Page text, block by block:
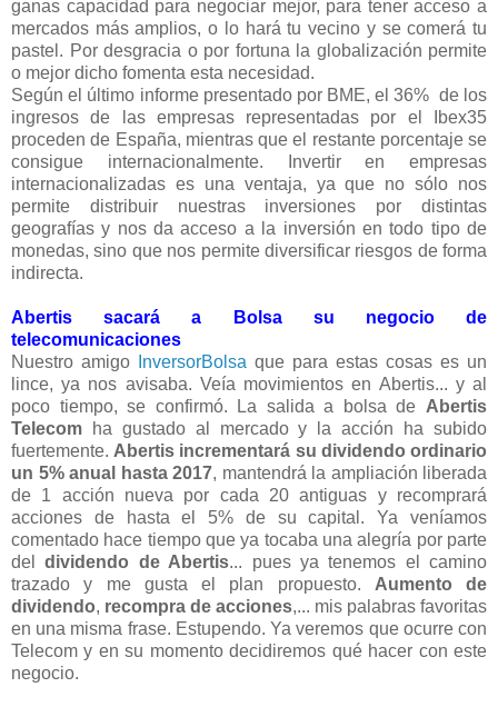
ganas capacidad para negociar mejor, para tener acceso a
mercados más amplios, o lo hará tu vecino y se comerá tu
pastel. Por desgracia o por fortuna la globalización permite
o mejor dicho fomenta esta necesidad.
Según el último informe presentado por BME, el 36% de los
ingresos de las empresas representadas por el Ibex35
proceden de España, mientras que el restante porcentaje se
consigue internacionalmente. Invertir en empresas
internacionalizadas es una ventaja, ya que no sólo nos
permite distribuir nuestras inversiones por distintas
geografías y nos da acceso a la inversión en todo tipo de
monedas, sino que nos permite diversificar riesgos de forma
indirecta.
Abertis sacará a Bolsa su negocio de
telecomunicaciones
Nuestro amigo
InversorBolsa que para estas cosas es un
lince, ya nos avisaba. Veía movimientos en Abertis... y al
poco tiempo, se confirmó. La salida a bolsa de Abertis
Telecom ha gustado al mercado y la acción ha subido
fuertemente. Abertis incrementará su dividendo ordinario
un 5% anual hasta 2017, mantendrá la ampliación liberada
de 1 acción nueva por cada 20 antiguas y recomprará
acciones de hasta el 5% de su capital. Ya veníamos
comentado hace tiempo que ya tocaba una alegría por parte
deldividendo de Abertis... pues ya tenemos el camino
trazado y me gusta el plan propuesto. Aumento de
dividendo, recompra de acciones,... mis palabras favoritas
en una misma frase. Estupendo. Ya veremos que ocurre con
Telecom y en su momento decidiremos qué hacer con este
negocio.